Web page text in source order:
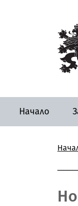
Начало